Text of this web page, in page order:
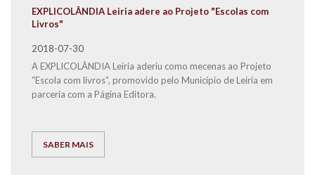
EXPLICOLÂNDIA Leiria adere ao Projeto "Escolas com
Livros"
2018-07-30
A EXPLICOLÂNDIA Leiria aderiu como mecenas ao Projeto
“Escola com livros”, promovido pelo Município de Leiria em
parceria com a Página Editora.
SABER MAIS